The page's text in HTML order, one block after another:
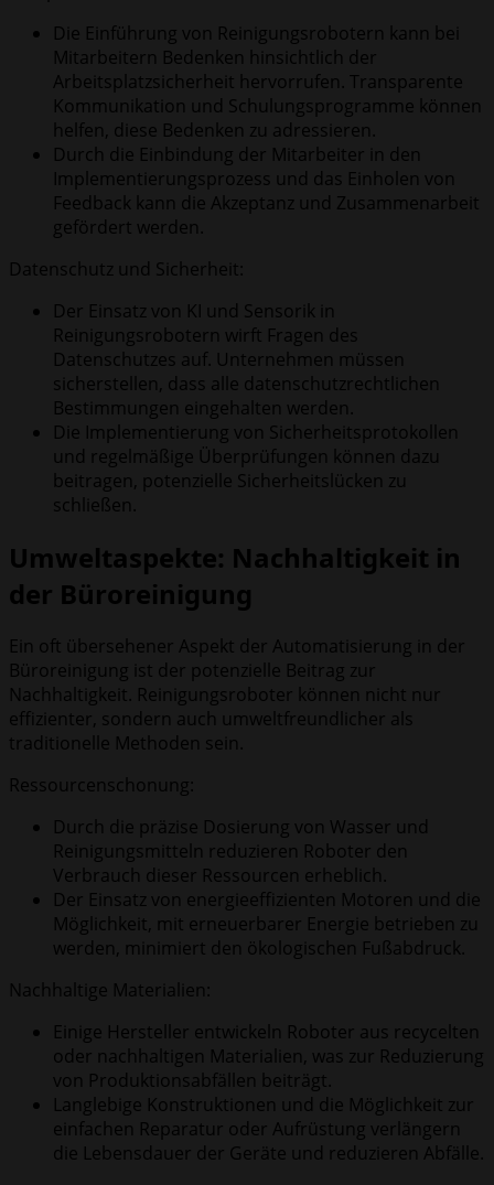
Die Einführung von Reinigungsrobotern kann bei
Mitarbeitern Bedenken hinsichtlich der
Arbeitsplatzsicherheit hervorrufen. Transparente
Kommunikation und Schulungsprogramme können
helfen, diese Bedenken zu adressieren.
Durch die Einbindung der Mitarbeiter in den
Implementierungsprozess und das Einholen von
Feedback kann die Akzeptanz und Zusammenarbeit
gefördert werden.
Datenschutz und Sicherheit:
Der Einsatz von KI und Sensorik in
Reinigungsrobotern wirft Fragen des
Datenschutzes auf. Unternehmen müssen
sicherstellen, dass alle datenschutzrechtlichen
Bestimmungen eingehalten werden.
Die Implementierung von Sicherheitsprotokollen
und regelmäßige Überprüfungen können dazu
beitragen, potenzielle Sicherheitslücken zu
schließen.
Umweltaspekte: Nachhaltigkeit in
der Büroreinigung
Ein oft übersehener Aspekt der Automatisierung in der
Büroreinigung ist der potenzielle Beitrag zur
Nachhaltigkeit. Reinigungsroboter können nicht nur
effizienter, sondern auch umweltfreundlicher als
traditionelle Methoden sein.
Ressourcenschonung:
Durch die präzise Dosierung von Wasser und
Reinigungsmitteln reduzieren Roboter den
Verbrauch dieser Ressourcen erheblich.
Der Einsatz von energieeffizienten Motoren und die
Möglichkeit, mit erneuerbarer Energie betrieben zu
werden, minimiert den ökologischen Fußabdruck.
Nachhaltige Materialien:
Einige Hersteller entwickeln Roboter aus recycelten
oder nachhaltigen Materialien, was zur Reduzierung
von Produktionsabfällen beiträgt.
Langlebige Konstruktionen und die Möglichkeit zur
einfachen Reparatur oder Aufrüstung verlängern
die Lebensdauer der Geräte und reduzieren Abfälle.